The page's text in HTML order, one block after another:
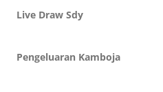
Live Draw Sdy
Pengeluaran Kamboja